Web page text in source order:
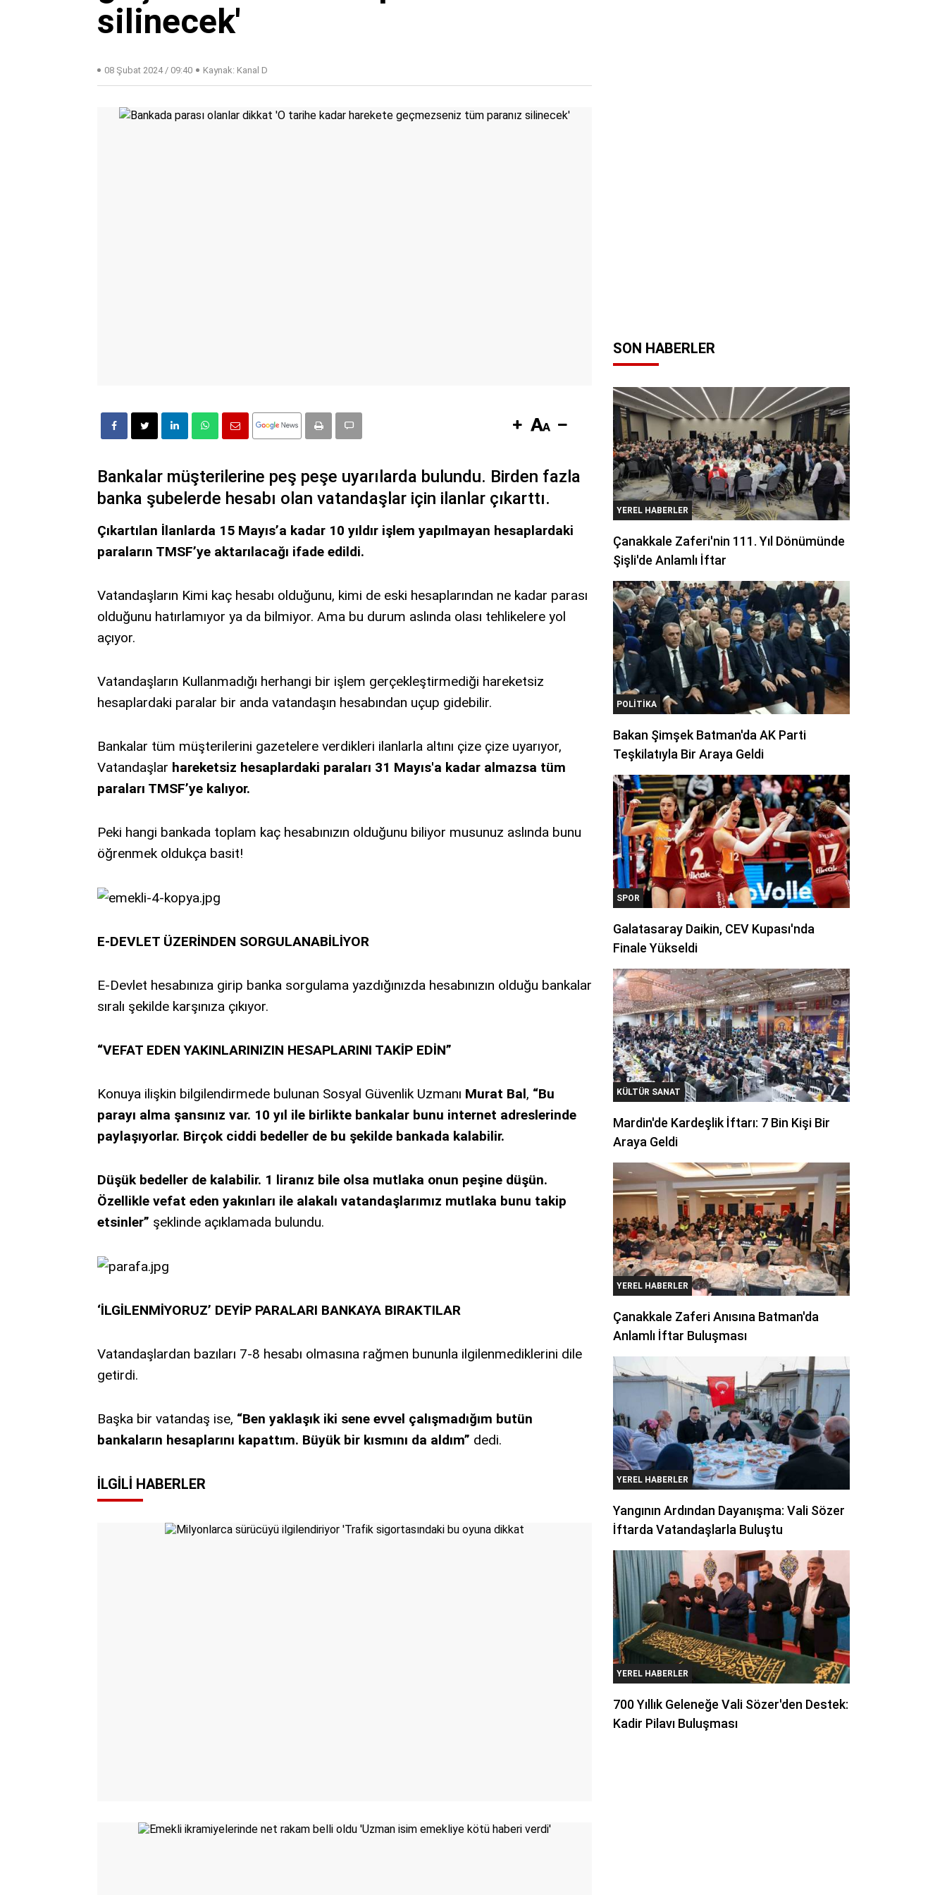
silinecek'
08 Şubat 2024 / 09:40 Kaynak: Kanal D
Bankalar müşterilerine peş peşe uyarılarda bulundu. Birden fazla
banka şubelerde hesabı olan vatandaşlar için ilanlar çıkarttı.
Çıkartılan İlanlarda 15 Mayıs’a kadar 10 yıldır işlem yapılmayan hesaplardaki
paraların TMSF’ye aktarılacağı ifade edildi.
Vatandaşların Kimi kaç hesabı olduğunu, kimi de eski hesaplarından ne kadar parası
olduğunu hatırlamıyor ya da bilmiyor. Ama bu durum aslında olası tehlikelere yol
açıyor.
Vatandaşların Kullanmadığı herhangi bir işlem gerçekleştirmediği hareketsiz
hesaplardaki paralar bir anda vatandaşın hesabından uçup gidebilir.
Bankalar tüm müşterilerini gazetelere verdikleri ilanlarla altını çize çize uyarıyor,
Vatandaşlar hareketsiz hesaplardaki paraları 31 Mayıs'a kadar almazsa tüm
paraları TMSF’ye kalıyor.
Peki hangi bankada toplam kaç hesabınızın olduğunu biliyor musunuz aslında bunu
öğrenmek oldukça basit!
E-DEVLET ÜZERİNDEN SORGULANABİLİYOR
E-Devlet hesabınıza girip banka sorgulama yazdığınızda hesabınızın olduğu bankalar
sıralı şekilde karşınıza çıkıyor.
“VEFAT EDEN YAKINLARINIZIN HESAPLARINI TAKİP EDİN”
Konuya ilişkin bilgilendirmede bulunan Sosyal Güvenlik Uzmanı Murat Bal, “Bu
parayı alma şansınız var. 10 yıl ile birlikte bankalar bunu internet adreslerinde
paylaşıyorlar. Birçok ciddi bedeller de bu şekilde bankada kalabilir.
Düşük bedeller de kalabilir. 1 liranız bile olsa mutlaka onun peşine düşün.
Özellikle vefat eden yakınları ile alakalı vatandaşlarımız mutlaka bunu takip
etsinler” şeklinde açıklamada bulundu.
‘İLGİLENMİYORUZ’ DEYİP PARALARI BANKAYA BIRAKTILAR
Vatandaşlardan bazıları 7-8 hesabı olmasına rağmen bununla ilgilenmediklerini dile
getirdi.
Başka bir vatandaş ise, “Ben yaklaşık iki sene evvel çalışmadığım butün
bankaların hesaplarını kapattım. Büyük bir kısmını da aldım” dedi.
İLGILI HABERLER
SON HABERLER
YEREL HABERLER
Çanakkale Zaferi'nin 111. Yıl Dönümünde
Şişli'de Anlamlı İftar
POLITIKA
Bakan Şimşek Batman'da AK Parti
Teşkilatıyla Bir Araya Geldi
SPOR
Galatasaray Daikin, CEV Kupası'nda
Finale Yükseldi
KÜLTÜR SANAT
Mardin'de Kardeşlik İftarı: 7 Bin Kişi Bir
Araya Geldi
YEREL HABERLER
Çanakkale Zaferi Anısına Batman'da
Anlamlı İftar Buluşması
YEREL HABERLER
Yangının Ardından Dayanışma: Vali Sözer
İftarda Vatandaşlarla Buluştu
YEREL HABERLER
700 Yıllık Geleneğe Vali Sözer'den Destek:
Kadir Pilavı Buluşması